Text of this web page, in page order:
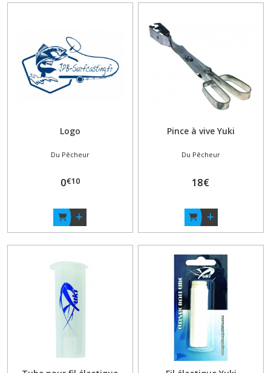
Logo
Du Pêcheur
0€10
Pince à vive Yuki
Du Pêcheur
18€